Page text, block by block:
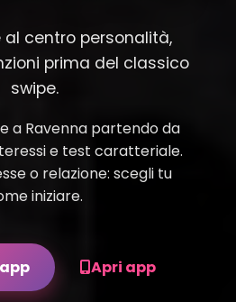
centro personalità,
prima del classico
swipe.
a Ravenna partendo da
e test caratteriale.
o relazione: scegli tu
iniziare.
Apri app